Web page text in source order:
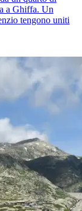
a Ghiffa. Un
tengono uniti